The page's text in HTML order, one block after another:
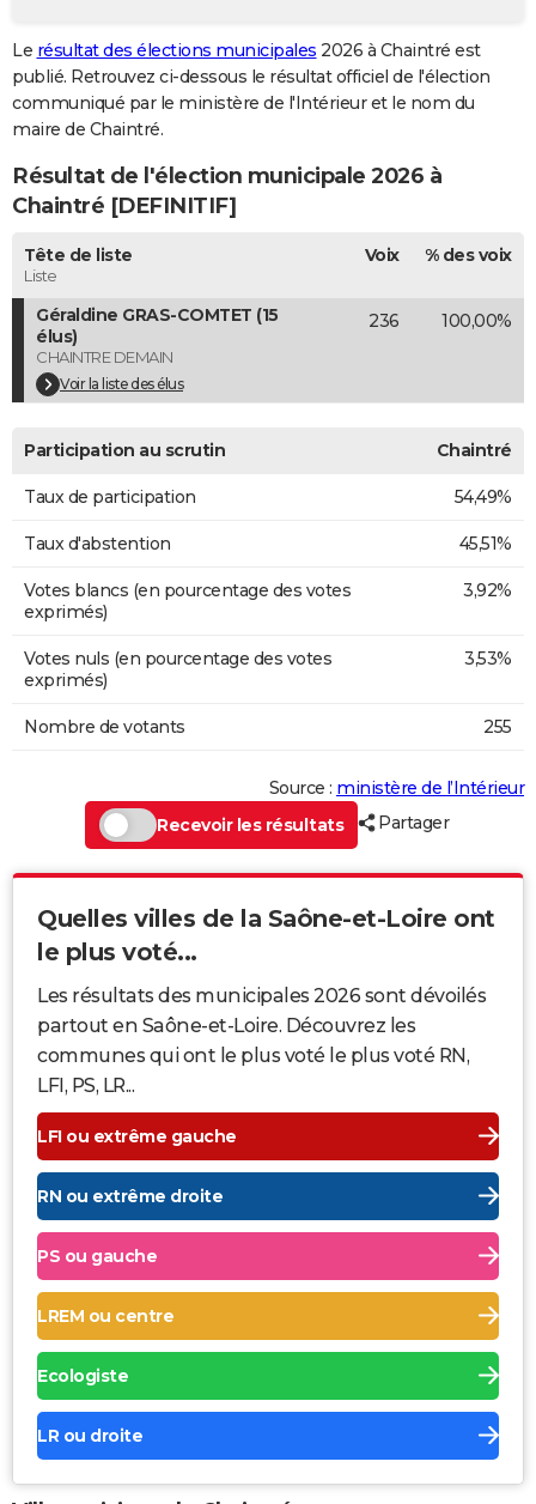
GUIDES D'ACHAT
BONS PLANS
CARTE DE VOEUX
Carte de Noël
Carte Bonne année
Carte Saint-Valentin
Carte Pâques
Carte d'anniversaire
DICTIONNAIRE
Dictionnaire
Biographies
Citations
Expressions
Proverbes
PROGRAMME TV
COPAINS D'AVANT
S'inscrire
Se connecter
Lycées
Collèges
Primaires
Universités
Entreprises
Service militaire
Avis de recherche
AVIS DE DÉCÈS
Bricolage
Lifestyle
Culture
Sport
Auto
Television
Voyage
Cinema
Le résultat des élections municipales 2026 à Chaintré est
publié. Retrouvez ci-dessous le résultat officiel de l'élection
communiqué par le ministère de l'Intérieur et le nom du
maire de Chaintré.
Résultat de l'élection municipale 2026 à
Chaintré [DEFINITIF]
Tête de liste
Liste
Voix % des voix
Géraldine GRAS-COMTET (15
élus)
CHAINTRE DEMAIN
Voir la liste des élus
236 100,00%
Participation au scrutin Chaintré
Taux de participation 54,49%
Taux d'abstention 45,51%
Votes blancs (en pourcentage des votes
exprimés)
3,92%
Votes nuls (en pourcentage des votes
exprimés)
3,53%
Nombre de votants 255
Source : ministère de l’Intérieur
Recevoir les résultats
Partager
Quelles villes de la Saône-et-Loire ont
le plus voté...
Les résultats des municipales 2026 sont dévoilés
partout en Saône-et-Loire. Découvrez les
communes qui ont le plus voté le plus voté RN,
LFI, PS, LR...
LFI ou extrême gauche
RN ou extrême droite
PS ou gauche
LREM ou centre
Ecologiste
LR ou droite